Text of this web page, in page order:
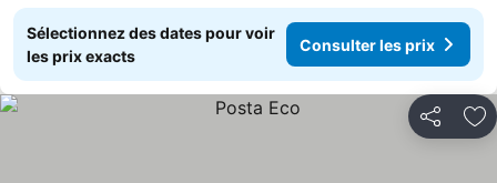
Sélectionnez des dates pour voir
les prix exacts
Consulter les prix
Partager